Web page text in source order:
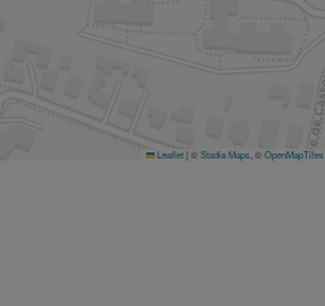
Leaflet| ©Stadia Maps , ©OpenMapTiles